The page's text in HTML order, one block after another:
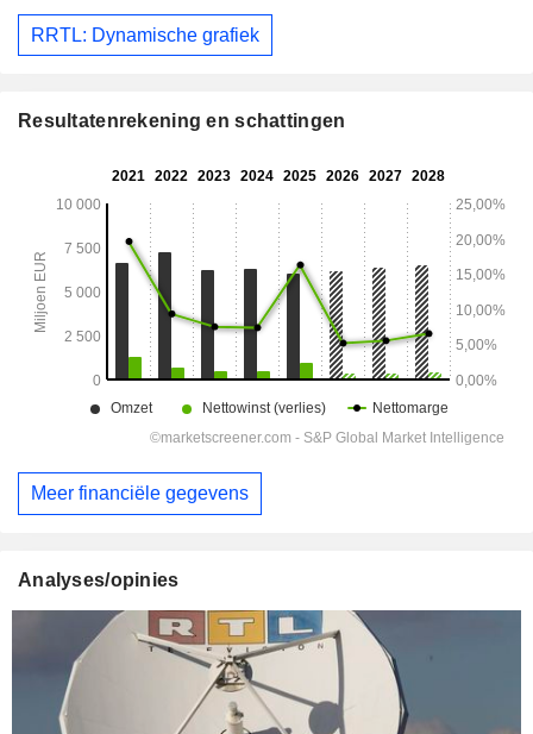
RRTL: Dynamische grafiek
Resultatenrekening en schattingen
Meer financiële gegevens
Analyses/opinies